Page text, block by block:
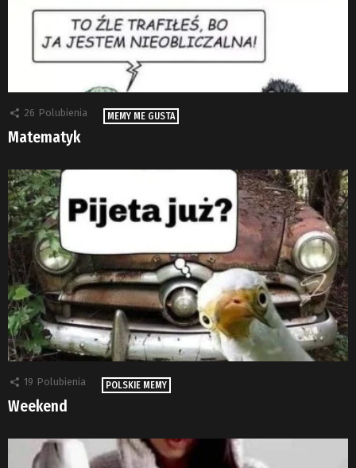
26 Polubienia MEMY ME GUSTA
Matematyk
19 Polubienia POLSKIE MEMY
Weekend